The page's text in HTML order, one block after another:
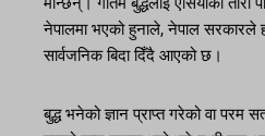
नेपालमा भएको हुनाले, नेपाल सरकारले
सार्वजनिक बिदा दिँदै आएको छ।
बुद्ध भनेको ज्ञान प्राप्त गरेको वा परम